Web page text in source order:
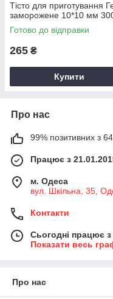
Тісто для приготування
заморожене 10*10 мм
Готово до відправки
265 ₴
Купити
Про нас
99% позитивних з
Працює з
м. Одеса
вул. Шкільна, 35,
Контакти
Сьогодні працює
Показати весь
Про нас